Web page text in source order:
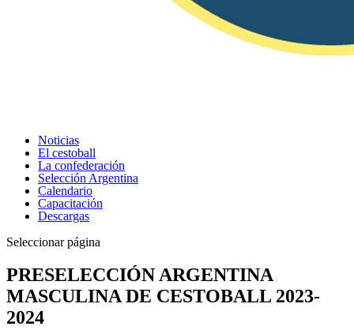
Noticias
El cestoball
La confederación
Selección Argentina
Calendario
Capacitación
Descargas
Seleccionar página
PRESELECCIÓN ARGENTINA
MASCULINA DE CESTOBALL 2023-
2024